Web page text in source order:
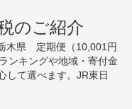
のご紹介
木県 定期便（10,001円
ンキングや地域・寄付金
して選べます。JR東日